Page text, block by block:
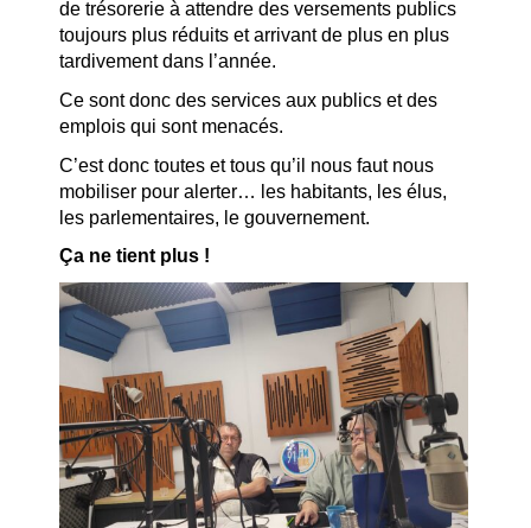
de trésorerie à attendre des versements publics
toujours plus réduits et arrivant de plus en plus
tardivement dans l’année.
Ce sont donc des services aux publics et des
emplois qui sont menacés.
C’est donc toutes et tous qu’il nous faut nous
mobiliser pour alerter… les habitants, les élus,
les parlementaires, le gouvernement.
Ça ne tient plus !